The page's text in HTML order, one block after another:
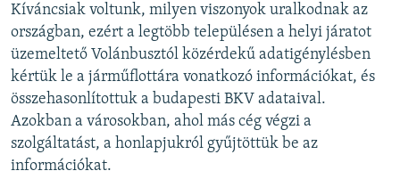
Kíváncsiak voltunk, milyen viszonyok uralkodnak az
országban, ezért a legtöbb településen a helyi járatot
üzemeltető Volánbusztól közérdekű adatigénylésben
kértük le a járműflottára vonatkozó információkat, és
összehasonlítottuk a budapesti BKV adataival.
Azokban a városokban, ahol más cég végzi a
szolgáltatást, a honlapjukról gyűjtöttük be az
információkat.